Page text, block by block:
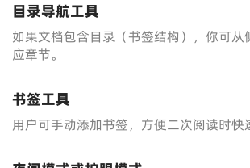
目录导航工具
如果文档包含目录（书签结构），你可从
应章节。
书签工具
用户可手动添加书签，方便二次阅读时快